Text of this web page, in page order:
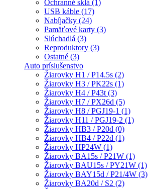
Ochranné sklá (1)
USB káble (17)
Nabíjačky (24)
Pamäťové karty (3)
Slúchadlá (3)
Reproduktory (3)
Ostatné (3)
Auto príslušenstvo
Žiarovky H1 / P14.5s (2)
Žiarovky H3 / PK22s (1)
Žiarovky H4 / P43t (3)
Žiarovky H7 / PX26d (5)
Žiarovky H8 / PGJ19-1 (1)
Žiarovky H11 / PGJ19-2 (1)
Žiarovky HB3 / P20d (0)
Žiarovky HB4 / P22d (1)
Žiarovky HP24W (1)
Žiarovky BA15s / P21W (1)
Žiarovky BAU15s / PY21W (1)
Žiarovky BAY15d / P21/4W (3)
Žiarovky BA20d / S2 (2)